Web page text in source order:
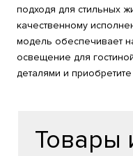
подходя для стильных
качественному
модель обеспечивает
освещение для
деталями и
Товары